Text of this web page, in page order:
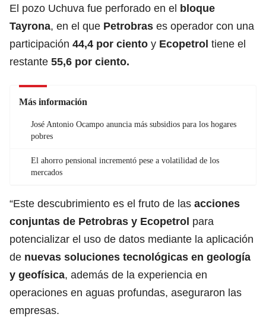
El pozo Uchuva fue perforado en el bloque
Tayrona, en el que Petrobras es operador con una
participación 44,4 por ciento y Ecopetrol tiene el
restante 55,6 por ciento.
Más información
José Antonio Ocampo anuncia más subsidios para los hogares
pobres
El ahorro pensional incrementó pese a volatilidad de los
mercados
“Este descubrimiento es el fruto de las acciones
conjuntas de Petrobras y Ecopetrol para
potencializar el uso de datos mediante la aplicación
de nuevas soluciones tecnológicas en geología
y geofísica, además de la experiencia en
operaciones en aguas profundas, aseguraron las
empresas.